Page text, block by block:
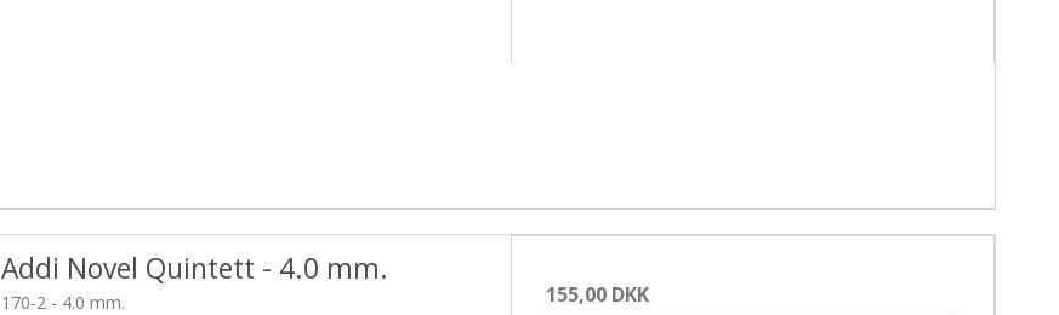
Addi Novel Quintett - 4.0 mm.
170-2 - 4.0 mm. 155,00 DKK